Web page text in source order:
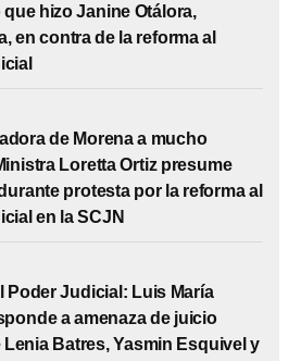
que hizo Janine Otálora,
en contra de la reforma al
de Morena a mucho
Loretta Ortiz presume
protesta por la reforma al
en la SCJN
Poder Judicial: Luis María
a amenaza de juicio
Batres, Yasmin Esquivel y